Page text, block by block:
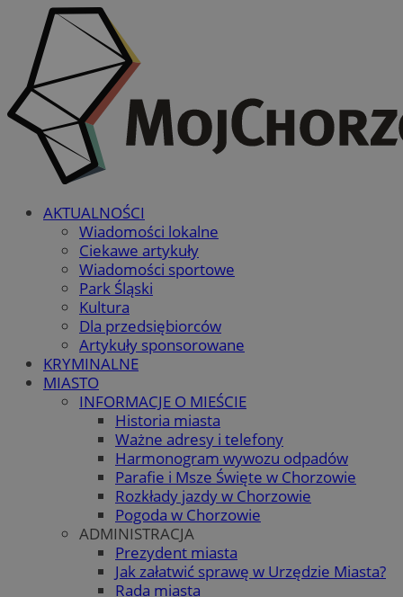
AKTUALNOŚCI
Wiadomości lokalne
Ciekawe artykuły
Wiadomości sportowe
Park Śląski
Kultura
Dla przedsiębiorców
Artykuły sponsorowane
KRYMINALNE
MIASTO
INFORMACJE O MIEŚCIE
Historia miasta
Ważne adresy i telefony
Harmonogram wywozu odpadów
Parafie i Msze Święte w Chorzowie
Rozkłady jazdy w Chorzowie
Pogoda w Chorzowie
ADMINISTRACJA
Prezydent miasta
Jak załatwić sprawę w Urzędzie Miasta?
Rada miasta